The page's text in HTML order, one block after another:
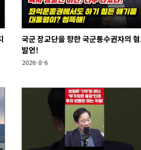
국군 장교단을 향한 국군통수권자의
발언!
2026-8-6